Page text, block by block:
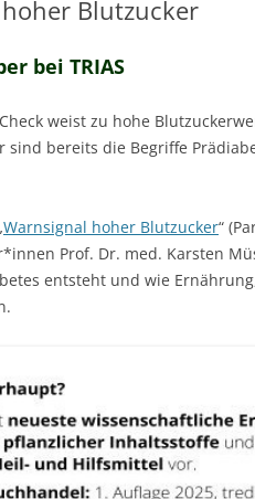
Blutzucker
bei TRIAS
weist zu hohe
sind bereits die Begriffe
Warnsignal hoher Blutzucker“
Prof. Dr. med. Karsten
entsteht und wie